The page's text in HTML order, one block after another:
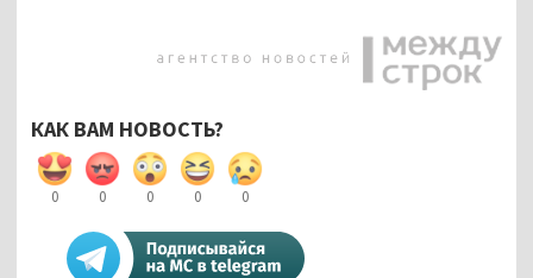
КАК ВАМ НОВОСТЬ?
0 0 0 0 0